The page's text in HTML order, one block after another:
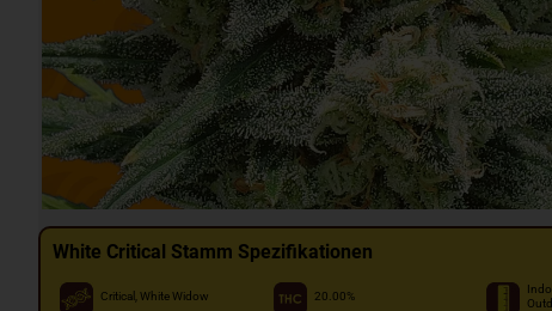
White Critical Stamm Spezifikationen
Critical, White Widow 20.00%